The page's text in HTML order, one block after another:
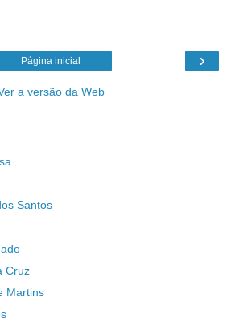
›
Página inicial
a versão da Web
Santos
Cruz
Martins